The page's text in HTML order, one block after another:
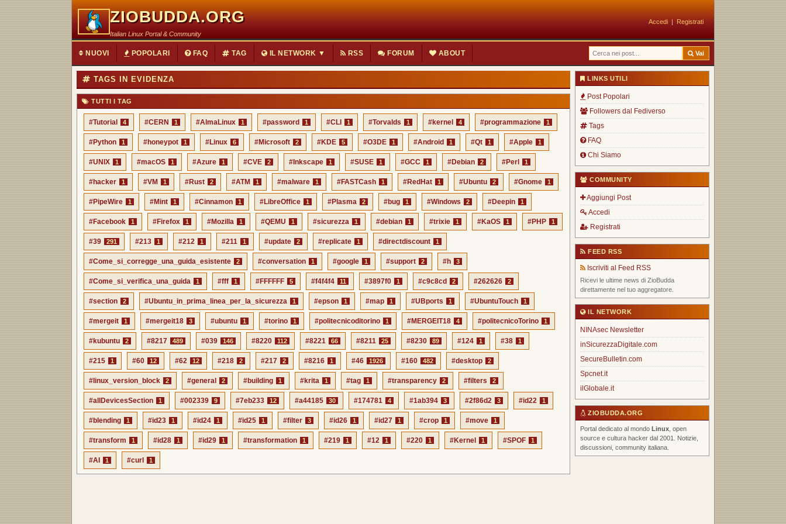
ZIOBUDDA.ORG
Italian Linux Portal & Community
Accedi | Registrati
NUOVI POPOLARI FAQ TAG IL NETWORK ▼ RSS FORUM ABOUT Vai
TAGS IN EVIDENZA
TUTTI I TAG
#Tutorial 4 #CERN 1 #AlmaLinux 1 #password 1 #CLI 1 #Torvalds 1 #kernel 4 #programmazione 1
#Python 1 #honeypot 1 #Linux 6 #Microsoft 2 #KDE 5 #O3DE 1 #Android 1 #Qt 1 #Apple 1
#UNIX 1 #macOS 1 #Azure 1 #CVE 2 #Inkscape 1 #SUSE 1 #GCC 1 #Debian 2 #Perl 1
#hacker 1 #VM 1 #Rust 2 #ATM 1 #malware 1 #FASTCash 1 #RedHat 1 #Ubuntu 2 #Gnome 1
#PipeWire 1 #Mint 1 #Cinnamon 1 #LibreOffice 1 #Plasma 2 #bug 1 #Windows 2 #Deepin 1
#Facebook 1 #Firefox 1 #Mozilla 1 #QEMU 1 #sicurezza 1 #debian 1 #trixie 1 #KaOS 1 #PHP 1
#39 291 #213 1 #212 1 #211 1 #update 2 #replicate 1 #directdiscount 1
#Come_si_corregge_una_guida_esistente 2 #conversation 1 #google 1 #support 2 #h 3
#Come_si_verifica_una_guida 1 #fff 1 #FFFFFF 5 #f4f4f4 11 #3897f0 1 #c9c8cd 2 #262626 2
#section 2 #Ubuntu_in_prima_linea_per_la_sicurezza 1 #epson 1 #map 1 #UBports 1 #UbuntuTouch 1
#mergeit 1 #mergeit18 3 #ubuntu 1 #torino 1 #politecnicoditorino 1 #MERGEIT18 4 #politecnicoTorino 1
#kubuntu 2 #8217 489 #039 146 #8220 112 #8221 66 #8211 25 #8230 89 #124 1 #38 1
#215 1 #60 12 #62 12 #218 2 #217 2 #8216 1 #46 1926 #160 482 #desktop 2
#linux_version_block 2 #general 2 #building 1 #krita 1 #tag 1 #transparency 2 #filters 2
#allDevicesSection 1 #002339 9 #7eb233 12 #a44185 30 #174781 4 #1ab394 3 #2f86d2 3 #id22 1
#blending 1 #id23 1 #id24 1 #id25 1 #filter 3 #id26 1 #id27 1 #crop 1 #move 1
#transform 1 #id28 1 #id29 1 #transformation 1 #219 1 #12 1 #220 1 #Kernel 1 #SPOF 1
#AI 1 #curl 1
LINKS UTILI
Post Popolari
Followers dal Fediverso
Tags
FAQ
Chi Siamo
COMMUNITY
Aggiungi Post
Accedi
Registrati
FEED RSS
Iscriviti al Feed RSS
Ricevi le ultime news di ZioBudda
direttamente nel tuo aggregatore.
IL NETWORK
NINAsec Newsletter
inSicurezzaDigitale.com
SecureBulletin.com
Spcnet.it
ilGlobale.it
ZIOBUDDA.ORG
Portal dedicato al mondo Linux , open
source e cultura hacker dal 2001. Notizie,
discussioni, community italiana.